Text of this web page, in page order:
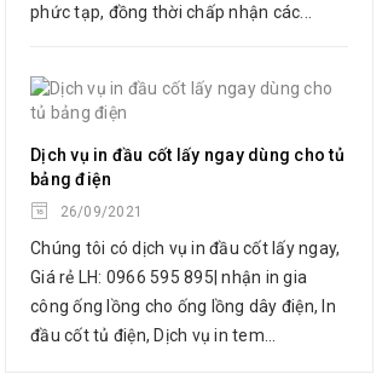
phức tạp, đồng thời chấp nhận các...
Dịch vụ in đầu cốt lấy ngay dùng cho tủ
bảng điện
26/09/2021
Chúng tôi có dịch vụ in đầu cốt lấy ngay,
Giá rẻ LH: 0966 595 895| nhận in gia
công ống lồng cho ống lồng dây điện, In
đầu cốt tủ điện, Dịch vụ in tem...